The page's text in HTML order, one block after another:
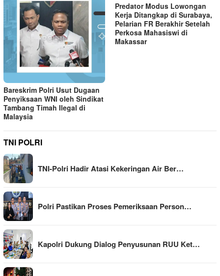
Bareskrim Polri Usut Dugaan
Penyiksaan WNI oleh Sindikat
Tambang Timah Ilegal di
Malaysia
Predator Modus Lowongan
Kerja Ditangkap di Surabaya,
Pelarian FR Berakhir Setelah
Perkosa Mahasiswi di
Makassar
TNI POLRI
TNI-Polri Hadir Atasi Kekeringan Air Ber…
Polri Pastikan Proses Pemeriksaan Person…
Kapolri Dukung Dialog Penyusunan RUU Ket…